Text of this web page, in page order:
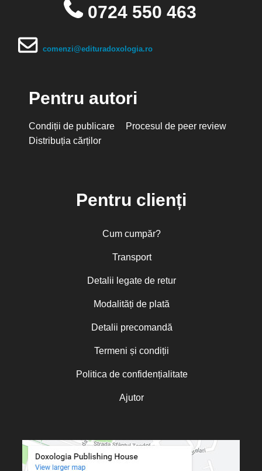
0724 550 463
comenzi@edituradoxologia.ro
Pentru autori
Condiții de publicare
Procesul de peer review
Distribuția cărților
Pentru clienți
Cum cumpăr?
Transport
Detalii legate de retur
Modalități de plată
Detalii precomandă
Termeni și condiții
Politica de confidențialitate
Ajutor